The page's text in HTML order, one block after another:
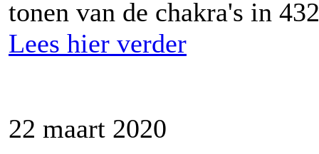
tonen van de chakra's in
Lees hier verder
22 maart 2020